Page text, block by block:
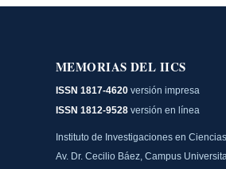
MEMORIAS DEL IICS
ISSN 1817-4620 versión impresa
ISSN 1812-9528 versión en línea
Instituto de Investigaciones en
Av. Dr. Cecilio Báez, Campus